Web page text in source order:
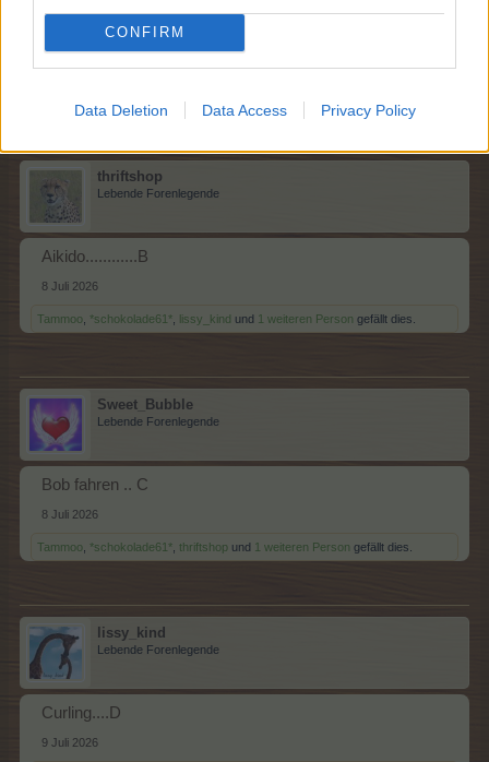
CONFIRM
Data Deletion Data Access Privacy Policy
Zehnkampf....A
thriftshop
Lebende Forenlegende
Aikido............B
8 Juli 2026
Tammoo *schokolade61* lissy_kind und 1 weiteren Person gefällt dies.
Sweet_Bubble
Lebende Forenlegende
Bob fahren .. C
8 Juli 2026
Tammoo *schokolade61* thriftshop und 1 weiteren Person gefällt dies.
lissy_kind
Lebende Forenlegende
Curling....D
9 Juli 2026